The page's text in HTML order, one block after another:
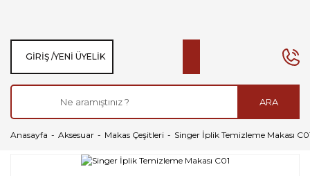
ARA
GIRIŞ /YENI ÜYELIK
Anasayfa Aksesuar Makas Çeşitleri Singer İplik Temizleme Makası